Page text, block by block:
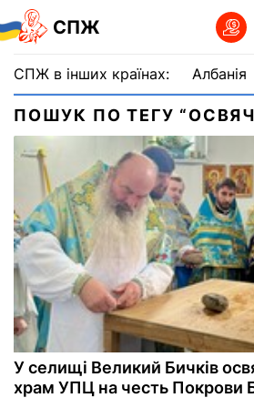
СПЖ
СПЖ в інших країнах: Албанія
ПОШУК ПО ТЕГУ
У селищі Великий Бичків
храм УПЦ на честь Покрови